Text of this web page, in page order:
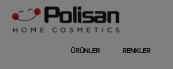
ÜRÜNLER RENKLER